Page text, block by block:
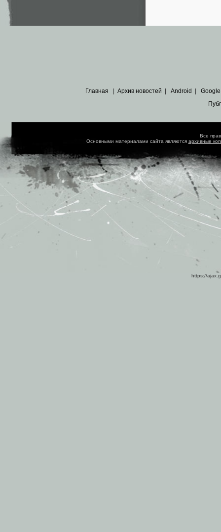
Главная Архив новостей Android Google
Все
Основными материалами сайта являются архивные
https://